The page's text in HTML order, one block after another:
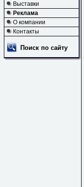
Выставки
Реклама
О компании
Контакты
Поиск по сайту